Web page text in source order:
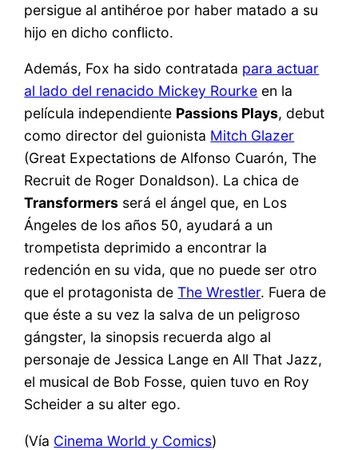
persigue al antihéroe por haber matado a su
hijo en dicho conflicto.
Además, Fox ha sido contratada para actuar
al lado del renacido Mickey Rourke en la
película independiente Passions Plays, debut
como director del guionista Mitch Glazer
(Great Expectations de Alfonso Cuarón, The
Recruit de Roger Donaldson). La chica de
Transformers será el ángel que, en Los
Ángeles de los años 50, ayudará a un
trompetista deprimido a encontrar la
redención en su vida, que no puede ser otro
que el protagonista deThe Wrestler. Fuera de
que éste a su vez la salva de un peligroso
gángster, la sinopsis recuerda algo al
personaje de Jessica Lange en All That Jazz,
el musical de Bob Fosse, quien tuvo en Roy
Scheider a su alter ego.
(Vía Cinema World y Comics)